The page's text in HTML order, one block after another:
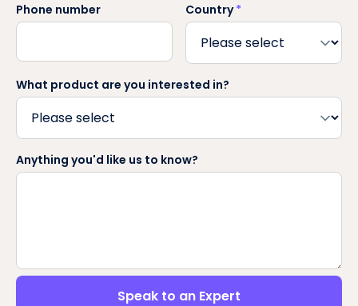
Phone number Country*
What product are you interested in?
Anything you'd like us to know?
Speak to an Expert